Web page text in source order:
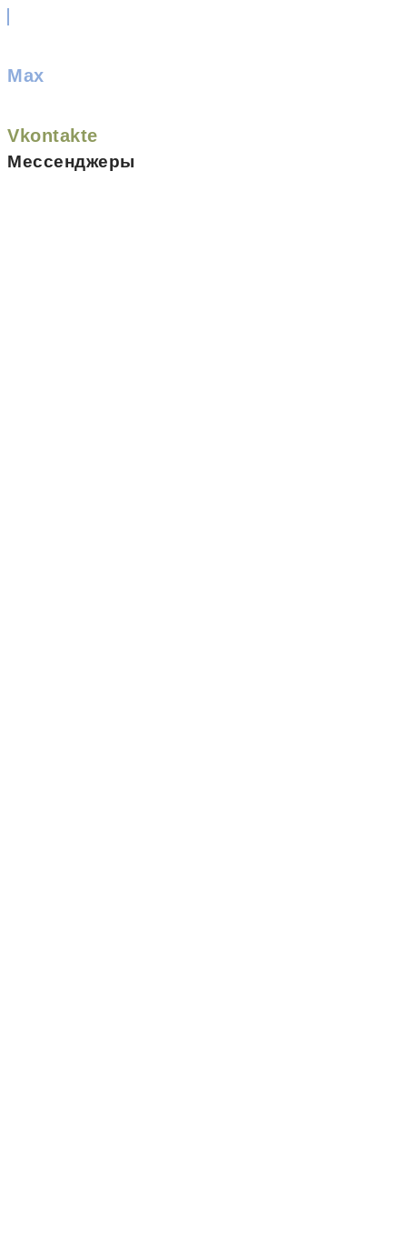
Max
Vkontakte
Мессенджеры